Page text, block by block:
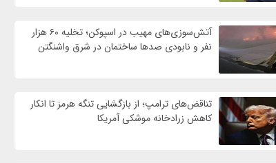
آتش‌سوزی‌های مهیب در اسپوکن؛ تخلیه ۶۰ هزار
نفر و نابودی صدها ساختمان در شرق واشنگتن
تناقض‌های ترامپ؛ از بازگشایی تنگه هرمز تا انکار
کاهش زرادخانه موشکی آمریکا